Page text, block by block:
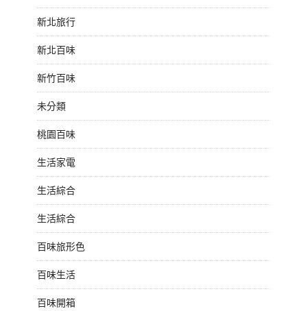
新北旅行
新北百味
新竹百味
未分類
桃園百味
生活家電
生活綜合
生活綜合
百味旅形色
百味生活
百味開箱